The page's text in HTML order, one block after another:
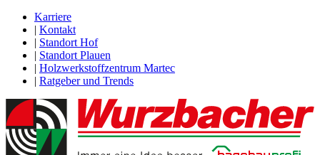
Karriere
| Kontakt
| Standort Hof
| Standort Plauen
| Holzwerkstoffzentrum Martec
| Ratgeber und Trends